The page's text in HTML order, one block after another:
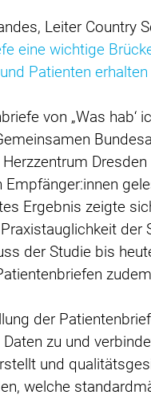
Leiter Country
eine wichtige
Patienten
von „Was
Empfänger:innen
Ergebnis zeigte
der Studie bis
der
zu und
und
welche